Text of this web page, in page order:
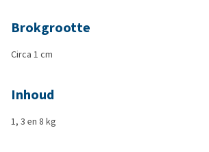
Brokgrootte
Circa 1 cm
Inhoud
1, 3 en 8 kg